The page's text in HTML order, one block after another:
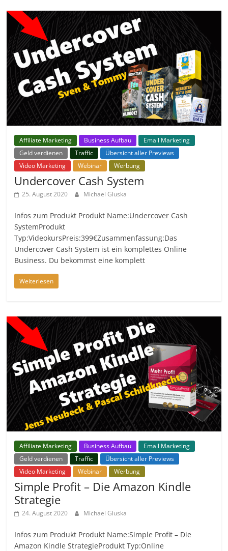
Affiliate Marketing Business Aufbau
Email Marketing
Geld verdienen
Traffic
Übersicht aller Previews
Video Marketing
Webinar Werbung
Undercover Cash System
25. August 2020 Michael Gluska
Infos zum Produkt Produkt Name:Undercover Cash
SystemProdukt
Typ:VideokursPreis:399€Zusammenfassung:Das
Undercover Cash System ist ein komplettes Online
Business. Du bekommst eine komplett
Weiterlesen
Affiliate Marketing Business Aufbau
Email Marketing
Geld verdienen
Traffic
Übersicht aller Previews
Video Marketing
Webinar Werbung
Simple Profit – Die Amazon Kindle
Strategie
24. August 2020 Michael Gluska
Infos zum Produkt Produkt Name:Simple Profit – Die
Amazon Kindle StrategieProdukt Typ:Online